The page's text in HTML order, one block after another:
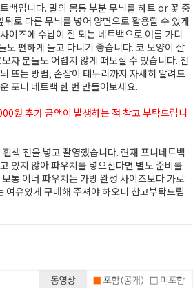
백입니다. 말의 몸통 부분 무늬를 하트 or 꽃 중
로 다른 무늬를 넣어 양면으로 활용할 수 있게
이즈에 수납이 잘 되는 네트백으로 여름 가디
도 편하게 들고 다니기 좋습니다. 코 모양이 잘
자 분들도 어렵지 않게 떠보실 수 있습니다. 전
뜨는 방법, 손잡이 테두리까지 자세히 알려드
포니 네트백 한 번 만들어보세요.
원 추가 금액이 발생하는 점 참고 부탁드립니
색 천을 넣고 촬영했습니다. 현재 포니네트백
있지 않아 파우치를 넣으신다면 별도 준비를
통 이너 파우치는 가방 완성 사이즈보다 가로
유있게 구매해 주셔야 하오니 참고부탁드립